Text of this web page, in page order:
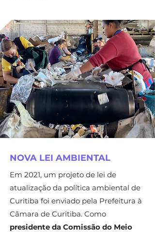
NOVA LEI AMBIENTAL
Em 2021, um projeto de lei de
atualização da política ambiental de
Curitiba foi enviado pela Prefeitura à
Câmara de Curitiba. Como
presidente da Comissão do Meio